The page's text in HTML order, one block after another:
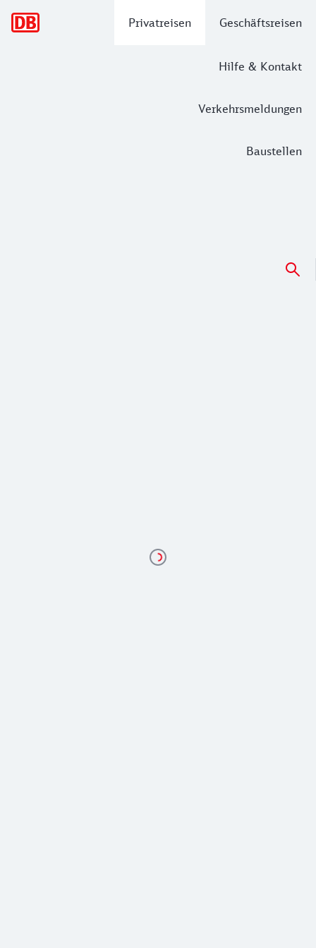
Privatreisen Geschäftsreisen
Hilfe & Kontakt
Verkehrsmeldungen
Baustellen